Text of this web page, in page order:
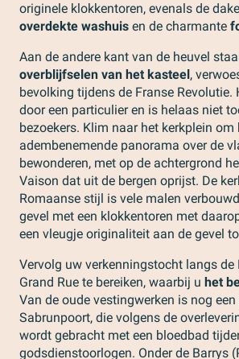
originele klokkentoren, evenals de
overdekte washuis en de charmante
Aan de andere kant van de heuvel
overblijfselen van het kasteel,
bevolking tijdens de Franse Revolutie.
door een particulier en is helaas niet
bezoekers. Klim naar het kerkplein om
adembenemende panorama over de
bewonderen, met op de achtergrond
Vaison dat uit de bergen oprijst. De
Romaanse stijl is vele malen
gevel met een klokkentoren met
een vleugje originaliteit aan de gevel
Vervolg uw verkenningstocht langs de
Grand Rue te bereiken, waarbij u het
Van de oude vestingwerken is nog een
Sabrunpoort, die volgens de
wordt gebracht met een bloedbad
godsdienstoorlogen. Onder de Barrys